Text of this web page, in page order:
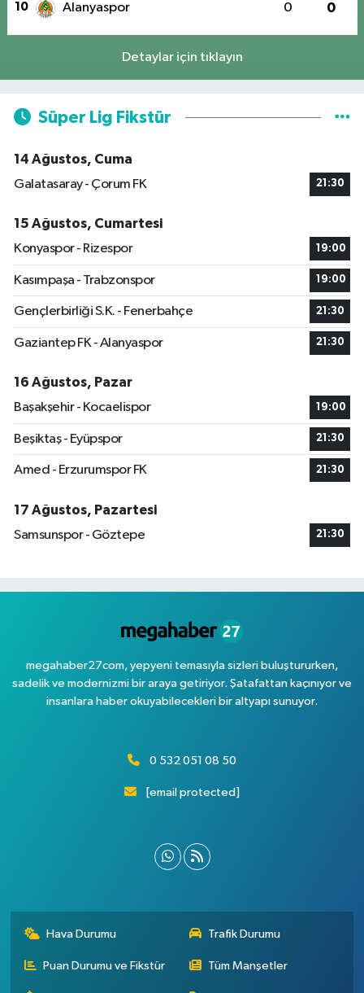
10 Alanyaspor 0 0
Detaylar için tıklayın
Süper Lig Fikstür
14 Ağustos, Cuma
Galatasaray - Çorum FK
21:30
15 Ağustos, Cumartesi
Konyaspor - Rizespor
19:00
Kasımpaşa - Trabzonspor 19:00
Gençlerbirliği S.K. - Fenerbahçe 21:30
Gaziantep FK - Alanyaspor 21:30
16 Ağustos, Pazar
Başakşehir - Kocaelispor
19:00
Beşiktaş - Eyüpspor 21:30
Amed - Erzurumspor FK 21:30
17 Ağustos, Pazartesi
Samsunspor - Göztepe
21:30
megahaber27com, yepyeni temasıyla sizleri buluştururken,
sadelik ve modernizmi bir araya getiriyor. Şatafattan kaçınıyor ve
insanlara haber okuyabilecekleri bir altyapı sunuyor.
0 532 051 08 50
[email protected]
Hava Durumu Trafik Durumu
Puan Durumu ve Fikstür Tüm Manşetler